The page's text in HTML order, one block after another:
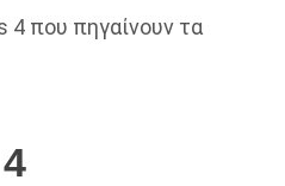
4 που πηγαίνουν τα